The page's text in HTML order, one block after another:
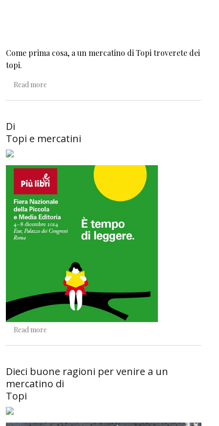
Come prima cosa, a un mercatino di Topi troverete dei
topi.
Read more
Di
Topi e mercatini
Read more
Dieci buone ragioni per venire a un
mercatino di
Topi